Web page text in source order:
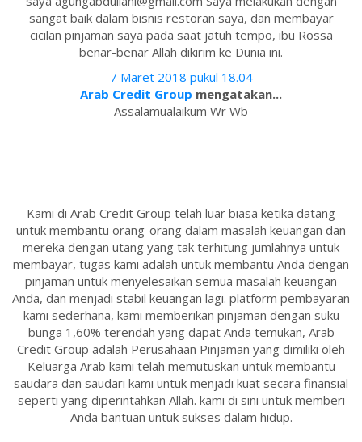
sangat baik dalam bisnis restoran saya, dan membayar
cicilan pinjaman saya pada saat jatuh tempo, ibu Rossa
benar-benar Allah dikirim ke Dunia ini.
7 Maret 2018 pukul 18.04
Arab Credit Group mengatakan...
Assalamualaikum Wr Wb
Kami di Arab Credit Group telah luar biasa ketika datang
untuk membantu orang-orang dalam masalah keuangan dan
mereka dengan utang yang tak terhitung jumlahnya untuk
membayar, tugas kami adalah untuk membantu Anda dengan
pinjaman untuk menyelesaikan semua masalah keuangan
Anda, dan menjadi stabil keuangan lagi. platform pembayaran
kami sederhana, kami memberikan pinjaman dengan suku
bunga 1,60% terendah yang dapat Anda temukan, Arab
Credit Group adalah Perusahaan Pinjaman yang dimiliki oleh
Keluarga Arab kami telah memutuskan untuk membantu
saudara dan saudari kami untuk menjadi kuat secara finansial
seperti yang diperintahkan Allah. kami di sini untuk memberi
Anda bantuan untuk sukses dalam hidup.